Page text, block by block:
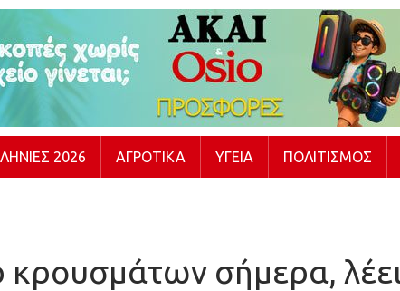
2026 ΑΓΡΟΤΙΚΆ ΥΓΕΊΑ ΠΟΛΙΤΙΣΜΌΣ
σήμερα,